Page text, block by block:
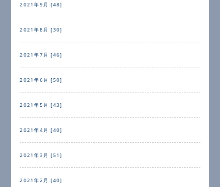
2021年9月 [48]
2021年8月 [30]
2021年7月 [46]
2021年6月 [50]
2021年5月 [43]
2021年4月 [40]
2021年3月 [51]
2021年2月 [40]